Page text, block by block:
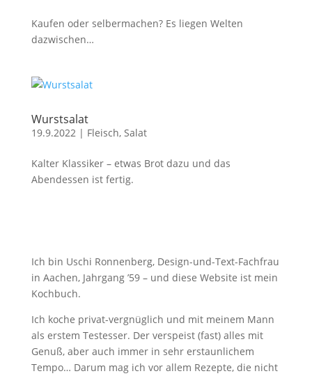
Kaufen oder selbermachen? Es liegen Welten
dazwischen…
Wurstsalat
19.9.2022| Fleisch, Salat
Kalter Klassiker – etwas Brot dazu und das
Abendessen ist fertig.
Ich bin Uschi Ronnenberg, Design-und-Text-Fachfrau
in Aachen, Jahrgang ’59 – und diese Website ist mein
Kochbuch.
Ich koche privat-vergnüglich und mit meinem Mann
als erstem Testesser. Der verspeist (fast) alles mit
Genuß, aber auch immer in sehr erstaunlichem
Tempo… Darum mag ich vor allem Rezepte, die nicht